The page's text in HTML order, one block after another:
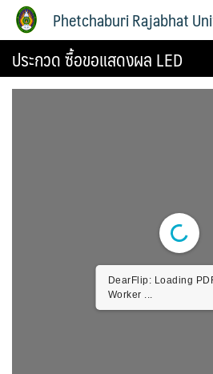
Phetchaburi Rajabhat
ประกวด ซื้อขอแสดงผล LED
DearFlip: Loading
Worker ...